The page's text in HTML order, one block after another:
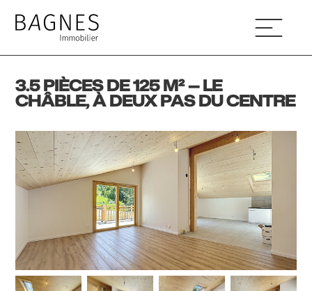
3.5 PIÈCES DE 125 M² — LE
CHÂBLE, À DEUX PAS DU CENTRE